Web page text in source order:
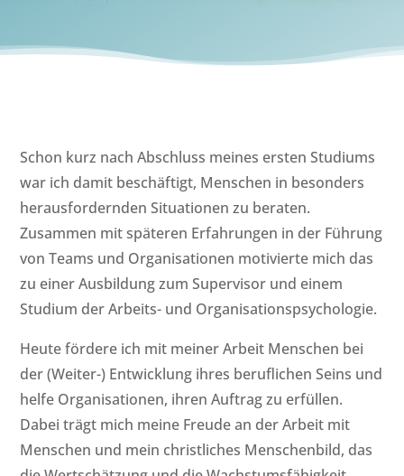
Schon kurz nach Abschluss meines ersten Studiums
war ich damit beschäftigt, Menschen in besonders
herausfordernden Situationen zu beraten.
Zusammen mit späteren Erfahrungen in der Führung
von Teams und Organisationen motivierte mich das
zu einer Ausbildung zum Supervisor und einem
Studium der Arbeits- und Organisationspsychologie.
Heute fördere ich mit meiner Arbeit Menschen bei
der (Weiter-) Entwicklung ihres beruflichen Seins und
helfe Organisationen, ihren Auftrag zu erfüllen.
Dabei trägt mich meine Freude an der Arbeit mit
Menschen und mein christliches Menschenbild, das